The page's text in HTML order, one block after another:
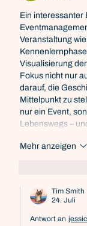
Ein interessanter
Veranstaltung
Visualisierung
Fokus nicht nur
darauf, die
Mittelpunkt zu
nur ein Event,
Lebenswegs –
Mehr anzeigen
Tim Smith
24. Juli
Antwort an